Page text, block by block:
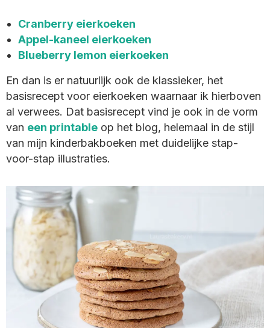
Cranberry eierkoeken
Appel-kaneel eierkoeken
Blueberry lemon eierkoeken
En dan is er natuurlijk ook de klassieker, het
basisrecept voor eierkoeken waarnaar ik hierboven
al verwees. Dat basisrecept vind je ook in de vorm
van een printable op het blog, helemaal in de stijl
van mijn kinderbakboeken met duidelijke stap-
voor-stap illustraties.